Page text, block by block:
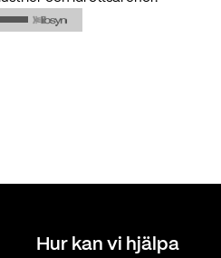
Hur kan vi hjälpa